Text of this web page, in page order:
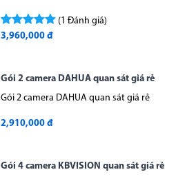
(1 Đánh giá)
3,960,000 đ
Gói 2 camera DAHUA quan sát giá rẻ
Gói 2 camera DAHUA quan sát giá rẻ
2,910,000 đ
Gói 4 camera KBVISION quan sát giá rẻ